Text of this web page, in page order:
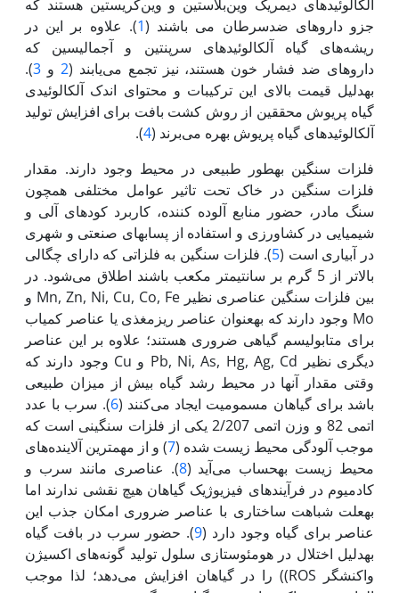
آلکالوئیدهای دیمریک وین‌بلاستین و وین‌کریستین هستند که
جزو داروهای ضدسرطان می باشند (1). علاوه بر این در
ریشه‌های گیاه آلکالوئیدهای سرپنتین و آجمالیسین که
داروهای ضد فشار خون هستند، نیز تجمع می‌یابند (2 و 3
).
به‏دلیل قیمت بالای این ترکیبات و محتوای اندک آلکالوئیدی
گیاه پریوش محققین از روش کشت بافت برای افزایش تولید
آلکالوئیدهای گیاه پریوش بهره می‌برند (4
).
فلزات سنگین به‏طور طبیعی در محیط وجود دارند. مقدار
فلزات سنگین در خاک تحت تاثیر عوامل مختلفی همچون
سنگ مادر، حضور منابع آلوده کننده، کاربرد کودهای آلی و
شیمیایی در کشاورزی و استفاده از پساب‏های صنعتی و شهری
در آبیاری است (5). فلزات سنگین به فلزاتی که دارای چگالی
بالاتر از 5 گرم بر سانتی‏متر مکعب باشند اطلاق می‌شود. در
بین فلزات سنگین عناصری نظیر Mn, Zn, Ni, Cu, Co, Fe و
Mo وجود دارند که به‏عنوان عناصر ریز‌مغذی یا عناصر کمیاب
برای متابولیسم گیاهی ضروری هستند؛ علاوه بر این عناصر
دیگری نظیر Pb, Ni, As, Hg, Ag, Cd و Cu وجود دارند که
وقتی مقدار آن‏ها در محیط رشد گیاه بیش از میزان طبیعی
باشد برای گیاهان مسمومیت ایجاد می‌کنند ‌(6). سرب با عدد
اتمی 82 و وزن اتمی 2/207 یکی از فلزات سنگینی است که
موجب آلودگی محیط زیست شده (7) و از مهم‏ترین آلاینده‌های
محیط زیست به‏حساب می‌آید (8). عناصری مانند سرب و
کادمیوم در فرآیندهای فیزیوژیک گیاهان هیچ نقشی ندارند اما
به‏علت شباهت ساختاری با عناصر ضروری امکان جذب این
عناصر برای گیاه وجود دارد (9). حضور سرب در بافت گیاه
به‏دلیل اختلال در هومئوستازی سلول تولید گونه‌های اکسیژن
واکنش‏گر ROS)) را در گیاهان افزایش می‌دهد؛ لذا موجب